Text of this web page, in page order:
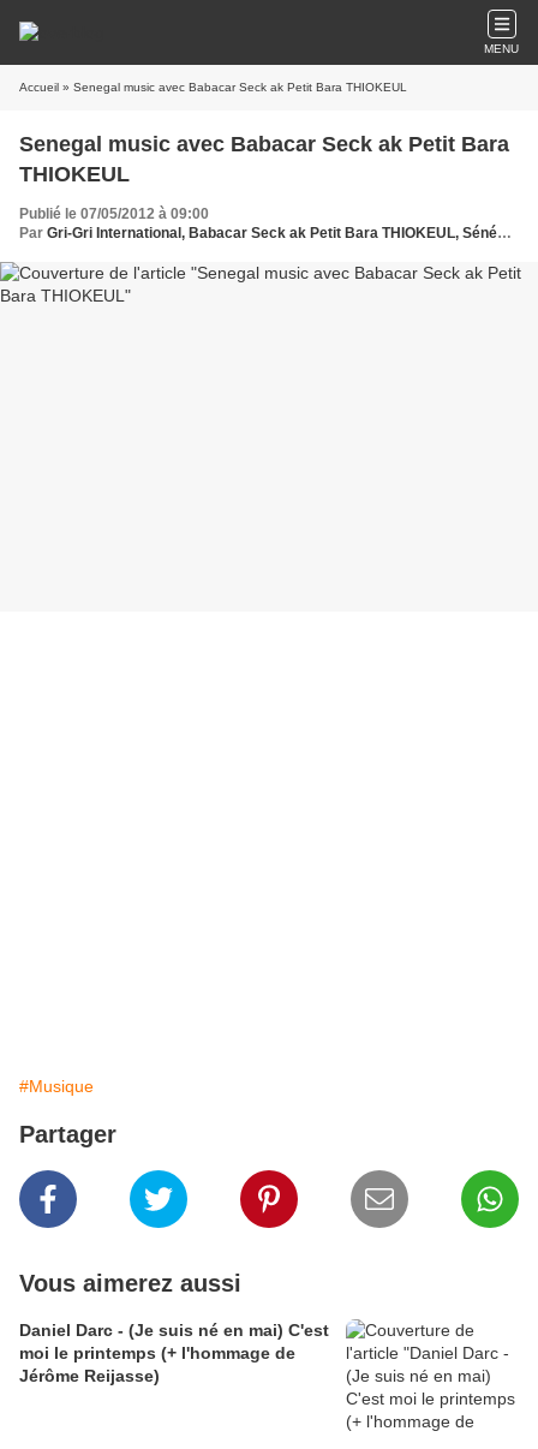
MENU
Accueil » Senegal music avec Babacar Seck ak Petit Bara THIOKEUL
Senegal music avec Babacar Seck ak Petit Bara
THIOKEUL
Publié le 07/05/2012 à 09:00
Par Gri-Gri International, Babacar Seck ak Petit Bara THIOKEUL, Sénégal , Ma solange Oussou
#Musique
Partager
Vous aimerez aussi
Daniel Darc - (Je suis né en mai) C'est
moi le printemps (+ l'hommage de
Jérôme Reijasse)